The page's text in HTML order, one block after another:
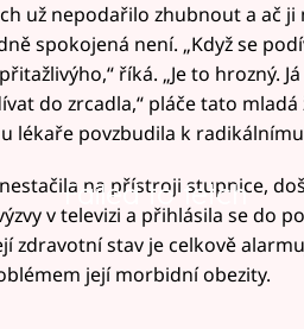
už nepodařilo zhubnout a ač ji
spokojená není. „Když se
říká. „Je to hrozný.
do zrcadla,“ pláče tato
lékaře povzbudila k
Failed to fetch
na přístroji stupnice,
v televizi a přihlásila se do
zdravotní stav je celkově
její morbidní obezity.